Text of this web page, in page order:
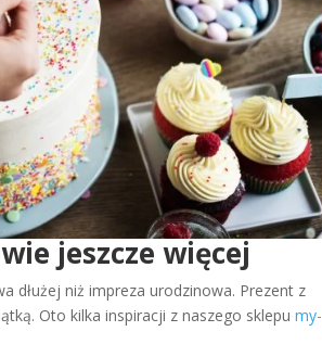
jeszcze więcej
dłużej niż impreza urodzinowa. Prezent z
Oto kilka inspiracji z naszego sklepumy-